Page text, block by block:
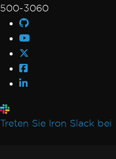
500-3060
Treten Sie Iron Slack bei